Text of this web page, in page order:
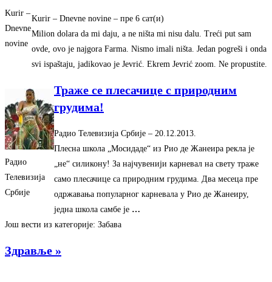
Kurir –
Dnevne
novine
Kurir – Dnevne novine – ‎пре 6 сат(и)‎
Milion dolara da mi daju, a ne ništa mi nisu dalu. Treći put sam
ovde, ovo je najgora Farma. Nismo imali ništa. Jedan pogreši i onda
svi ispaštaju, jadikovao je Jevrić. Ekrem Jevrić zoom. Ne propustite.
Радио
Телевизија
Србије
Траже се плесачице с природним
грудима!
Радио Телевизија Србије – ‎20.12.2013.‎
Плесна школа „Мосидаде“ из Рио де Жанеира рекла је
„не“ силикону! За најчувенији карневал на свету траже
само плесачице са природним грудима. Два месеца пре
одржавања популарног карневала у Рио де Жанеиру,
једна школа самбе је …
Још вести из категорије: Забава
Здравље »